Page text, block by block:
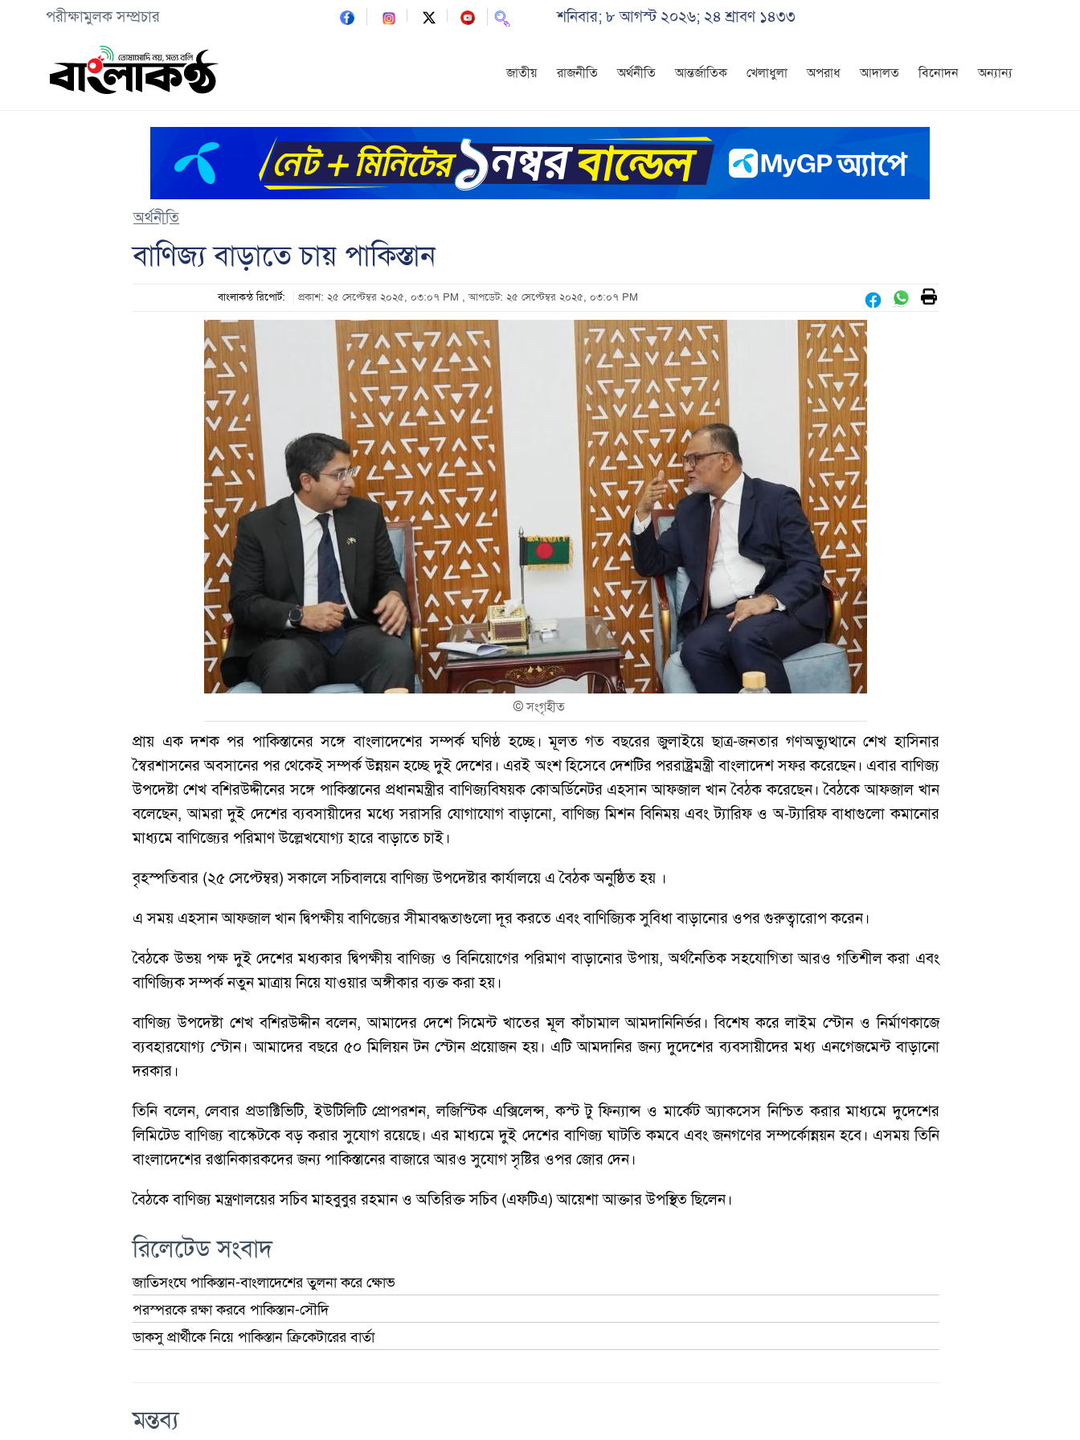
পরীক্ষামুলক সম্প্রচার শনিবার; ৮ আগস্ট ২০২৬; ২৪ শ্রাবণ ১৪৩৩
জাতীয় রাজনীতি অর্থনীতি আন্তর্জাতিক খেলাধুলা অপরাধ আদালত বিনোদন অন্যান্য
অর্থনীতি
বাণিজ্য বাড়াতে চায় পাকিস্তান
বাংলাকন্ঠ রিপোর্ট: প্রকাশ: ২৫ সেপ্টেম্বর ২০২৫, ০৩:০৭ PM , আপডেট: ২৫ সেপ্টেম্বর ২০২৫, ০৩:০৭ PM
©সংগৃহীত
প্রায় এক দশক পর পাকিস্তানের সঙ্গে বাংলাদেশের সম্পর্ক ঘণিষ্ঠ হচ্ছে। মূলত গত বছরের জুলাইয়ে ছাত্র-জনতার গণঅভ্যুত্থানে শেখ হাসিনার
স্বৈরশাসনের অবসানের পর থেকেই সম্পর্ক উন্নয়ন হচ্ছে দুই দেশের। এরই অংশ হিসেবে দেশটির পররাষ্ট্রমন্ত্রী বাংলাদেশ সফর করেছেন। এবার বাণিজ্য
উপদেষ্টা শেখ বশিরউদ্দীনের সঙ্গে পাকিস্তানের প্রধানমন্ত্রীর বাণিজ্যবিষয়ক কোঅর্ডিনেটর এহসান আফজাল খান বৈঠক করেছেন। বৈঠকে আফজাল খান
বলেছেন, আমরা দুই দেশের ব্যবসায়ীদের মধ্যে সরাসরি যোগাযোগ বাড়ানো, বাণিজ্য মিশন বিনিময় এবং ট্যারিফ ও অ-ট্যারিফ বাধাগুলো কমানোর
মাধ্যমে বাণিজ্যের পরিমাণ উল্লেখযোগ্য হারে বাড়াতে চাই।
বৃহস্পতিবার (২৫ সেপ্টেম্বর) সকালে সচিবালয়ে বাণিজ্য উপদেষ্টার কার্যালয়ে এ বৈঠক অনুষ্ঠিত হয় ।
এ সময় এহসান আফজাল খান দ্বিপক্ষীয় বাণিজ্যের সীমাবদ্ধতাগুলো দূর করতে এবং বাণিজ্যিক সুবিধা বাড়ানোর ওপর গুরুত্বারোপ করেন।
বৈঠকে উভয় পক্ষ দুই দেশের মধ্যকার দ্বিপক্ষীয় বাণিজ্য ও বিনিয়োগের পরিমাণ বাড়ানোর উপায়, অর্থনৈতিক সহযোগিতা আরও গতিশীল করা এবং
বাণিজ্যিক সম্পর্ক নতুন মাত্রায় নিয়ে যাওয়ার অঙ্গীকার ব্যক্ত করা হয়।
বাণিজ্য উপদেষ্টা শেখ বশিরউদ্দীন বলেন, আমাদের দেশে সিমেন্ট খাতের মূল কাঁচামাল আমদানিনির্ভর। বিশেষ করে লাইম স্টোন ও নির্মাণকাজে
ব্যবহারযোগ্য স্টোন। আমাদের বছরে ৫০ মিলিয়ন টন স্টোন প্রয়োজন হয়। এটি আমদানির জন্য দুদেশের ব্যবসায়ীদের মধ্য এনগেজমেন্ট বাড়ানো
দরকার।
তিনি বলেন, লেবার প্রডাক্টিভিটি, ইউটিলিটি প্রোপরশন, লজিস্টিক এক্সিলেন্স, কস্ট টু ফিন্যান্স ও মার্কেট অ্যাকসেস নিশ্চিত করার মাধ্যমে দুদেশের
লিমিটেড বাণিজ্য বাস্কেটকে বড় করার সুযোগ রয়েছে। এর মাধ্যমে দুই দেশের বাণিজ্য ঘাটতি কমবে এবং জনগণের সম্পর্কোন্নয়ন হবে। এসময় তিনি
বাংলাদেশের রপ্তানিকারকদের জন্য পাকিস্তানের বাজারে আরও সুযোগ সৃষ্টির ওপর জোর দেন।
বৈঠকে বাণিজ্য মন্ত্রণালয়ের সচিব মাহবুবুর রহমান ও অতিরিক্ত সচিব (এফটিএ) আয়েশা আক্তার উপস্থিত ছিলেন।
রিলেটেড সংবাদ
জাতিসংঘে পাকিস্তান-বাংলাদেশের তুলনা করে ক্ষোভ
পরস্পরকে রক্ষা করবে পাকিস্তান-সৌদি
ডাকসু প্রার্থীকে নিয়ে পাকিস্তান ক্রিকেটারের বার্তা
মন্তব্য